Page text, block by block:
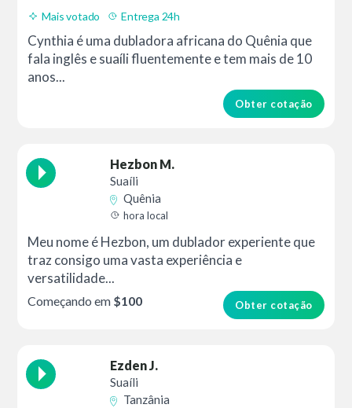
Mais votado Entrega 24h
Cynthia é uma dubladora africana do Quênia que
fala inglês e suaíli fluentemente e tem mais de 10
anos...
Obter cotação
Hezbon M.
Suaíli
Quênia
hora local
Meu nome é Hezbon, um dublador experiente que
traz consigo uma vasta experiência e
versatilidade...
Obter cotação
Começando em $100
Ezden J.
Suaíli
Tanzânia